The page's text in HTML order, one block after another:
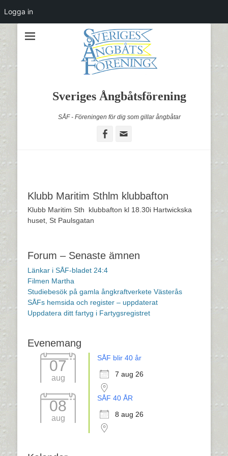
Sveriges Ångbåtsförening
SÅF - Föreningen för dig som gillar ångbåtar
Facebook
Klubb Maritim Sthlm klubbafton
Klubb Maritim Sth klubbafton kl 18.30i Hartwickska
huset, St Paulsgatan
Forum – Senaste ämnen
Länkar i SÅF-bladet 24:4
Filmen Martha
Studiebesök på gamla ångkraftverkete Västerås
SÅFs hemsida och register – uppdaterat
Uppdatera ditt fartyg i Fartygsregistret
Evenemang
07
aug
SÅF blir 40 år
7 aug 26
08
aug
SÅF 40 ÅR
8 aug 26
Logga in